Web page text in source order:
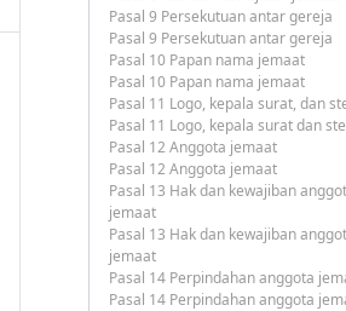
Pasal 9 Persekutuan antar gereja
Pasal 9 Persekutuan antar gereja
Pasal 10 Papan nama jemaat
Pasal 10 Papan nama jemaat
Pasal 11 Logo, kepala surat, dan
Pasal 11 Logo, kepala surat dan
Pasal 12 Anggota jemaat
Pasal 12 Anggota jemaat
Pasal 13 Hak dan kewajiban
jemaat
Pasal 13 Hak dan kewajiban
jemaat
Pasal 14 Perpindahan anggota
Pasal 14 Perpindahan anggota